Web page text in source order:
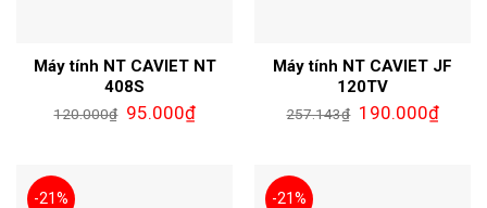
Máy tính NT CAVIET NT
408S
120.000₫ 95.000₫
Máy tính NT CAVIET JF
120TV
257.143₫ 190.000₫
-21% -21%